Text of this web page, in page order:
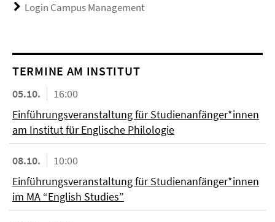
Login Campus Management
TERMINE AM INSTITUT
05.10.
16:00
Einführungsveranstaltung für Studienanfänger*innen
am Institut für Englische Philologie
08.10.
10:00
Einführungsveranstaltung für Studienanfänger*innen
im MA “English Studies”